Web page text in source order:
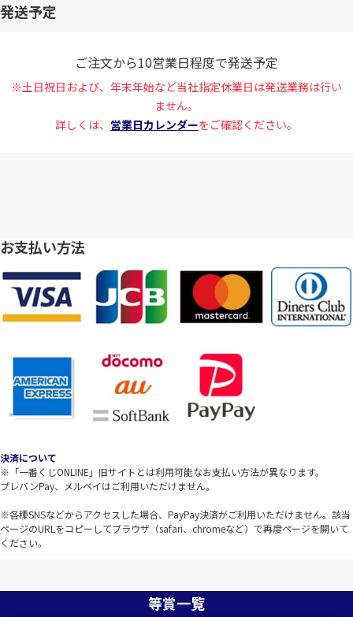
発送予定
ご注文から10営業日程度で発送予定
※土日祝日および、年末年始など当社指定休業日は発送業務は行い
ません。
詳しくは、 営業日カレンダーをご確認ください。
お支払い方法
決済について
※「一番くじONLINE」旧サイトとは利用可能なお支払い方法が異なります。
プレバンPay、メルペイはご利用いただけません。
※各種SNSなどからアクセスした場合、PayPay決済がご利用いただけません。該当
ページのURLをコピーしてブラウザ（safari、chromeなど）で再度ページを開いて
ください。
等賞一覧